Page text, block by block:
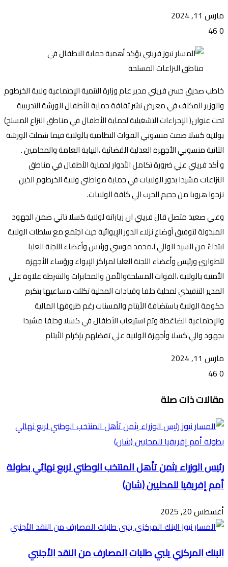
مارس 11, 2024
0
خاطب صديق حسن فريني مدير عام وزارة التنمية الإجتماعية ولاية الخرطوم
والوزير المكلف في معرض نشر ثقافة حماية الأطفال الورشة التدريبية
تحت عنوان( الإجراءات التشغيلية لحماية الأطفال في مناطق النزاع المسلح)
بولاية كسلا ضمت منسوبي القوات النظامية بالولاية فيما شملت الورشة
الثانية منسوبي الأجهزة العدلية القضائية ،النيابة العامة والمحامين .
و أكد فريني علي ضرورة تكامل الأدوار لحماية الأطفال في مناطق
النزاعات مشيدا بدور الولايات في حماية مواطني ولاية الخرطوم الذين
نزحوا هروبا من جحيم الحرب الي كافة الولايات.
وعلي صعيد متصل قال فريني ان زياراته لولاية كسلا تاتي ضمن الجهود
المبذولة لتوفيق أوضاع نزلاء الدور الإيوائية حيث اجتمع مع سلطات الولاية
ابتداءً من السيد الوالي ا.محمد موسي ورئيس وأعضاء اللجنة العليا
للطوارئ ورئيس وأعضاء اللجنة العليا لمراكز الإيواء ورؤساء الأجهزة
الأمنية بالولاية ،القوات المسلحةوالأمن والمخابرات والشرطة علاوة علي
المدير التنفيذي لمحلية حلفا وقيادات المحلية تكللت مساعيها بتكرم
حكومة الولاية باستضافة الأيتام والمسنات رغم ظروفها المالية
والإجتماعية الضاغطة وتم استيعاب الأطفال في كسلا وحلفا مشيدا
بجهود والي كسلا وأجهزة الولاية علي تفضلهم بإكرام الأيتام
مارس 11, 2024
0
عبر
البريد
مقالات ذات صلة
رئيس الوزراء يثمن تأهل المنتخب الوطني لربع نهائي بطولة
أمم إفريقيا للمحليين (شان)
أغسطس 20, 2025
البنك المركزي يلبي طلبات المصارف من النقد الأجنبي